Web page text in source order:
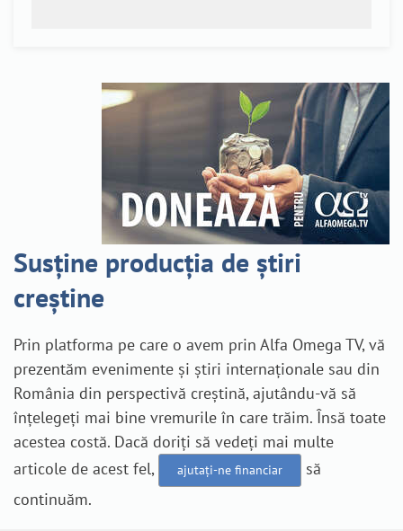
Susține producția de știri
creștine
Prin platforma pe care o avem prin Alfa Omega TV, vă
prezentăm evenimente și știri internaționale sau din
România din perspectivă creștină, ajutându-vă să
înțelegeți mai bine vremurile în care trăim. Însă toate
acestea costă. Dacă doriți să vedeți mai multe
articole de acest fel,
ajutați-ne financiar
să
continuăm.